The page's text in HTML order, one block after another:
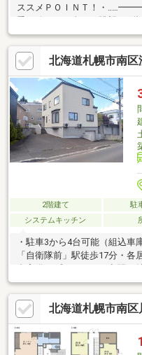
ススメＰＯＩＮＴ！・
ことができ、家の中でゆった
済的なエコジョーズ仕様：給
えられる省エネ型のボイラー
面道路：東側は広々とした約
7.925mと広く駐車もスムー
き：冬用タイヤや除雪用具、
る物置が完備されています。
北海道札幌市南
2階建て 駐
システムキッチン
・駐車3から4台可能（組込車
「自衛隊前」駅徒歩17分・
【令和4年2月リフォーム内容
ロス張替、・フローリング
２F）、ガスコンロ交換、畳
交換、暖房パネル交換、CF張
セントラル）、玄関ドア交
４台新設
北海道札幌市南